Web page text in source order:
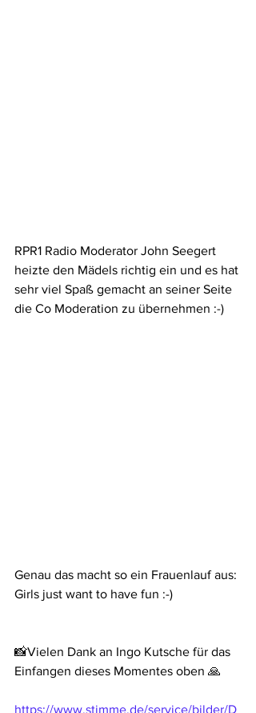
RPR1 Radio Moderator John Seegert
heizte den Mädels richtig ein und es hat
sehr viel Spaß gemacht an seiner Seite
die Co Moderation zu übernehmen :-)
Genau das macht so ein Frauenlauf aus:
Girls just want to have fun :-)
📸Vielen Dank an Ingo Kutsche für das
Einfangen dieses Momentes oben 🙏
https://www.stimme.de/service/bilder/D